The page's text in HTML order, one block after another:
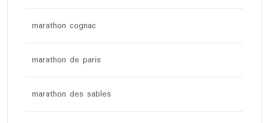
marathon cognac
marathon de paris
marathon des sables